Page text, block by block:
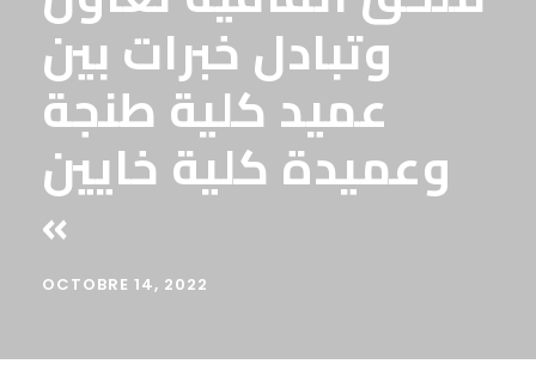
وتبادل خبرات بين
عميد كلية طنجة
وعميدة كلية خايين
«
OCTOBRE 14, 2022